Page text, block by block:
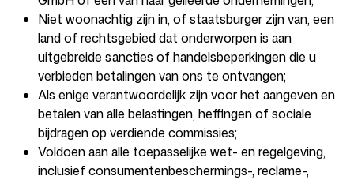
Niet woonachtig zijn in, of staatsburger zijn van, een
land of rechtsgebied dat onderworpen is aan
uitgebreide sancties of handelsbeperkingen die u
verbieden betalingen van ons te ontvangen;
Als enige verantwoordelijk zijn voor het aangeven en
betalen van alle belastingen, heffingen of sociale
bijdragen op verdiende commissies;
Voldoen aan alle toepasselijke wet- en regelgeving,
inclusief consumentenbeschermings-, reclame-,